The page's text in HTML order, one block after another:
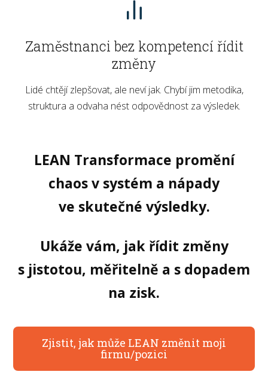
Zaměstnanci bez kompetencí řídit
změny
Lidé chtějí zlepšovat, ale neví jak. Chybí jim metodika,
struktura a odvaha nést odpovědnost za výsledek.
LEAN Transformace promění
chaos v systém a nápady
ve skutečné výsledky.
Ukáže vám, jak řídit změny
s jistotou, měřitelně a s dopadem
na zisk.
Zjistit, jak může LEAN změnit moji
firmu/pozici